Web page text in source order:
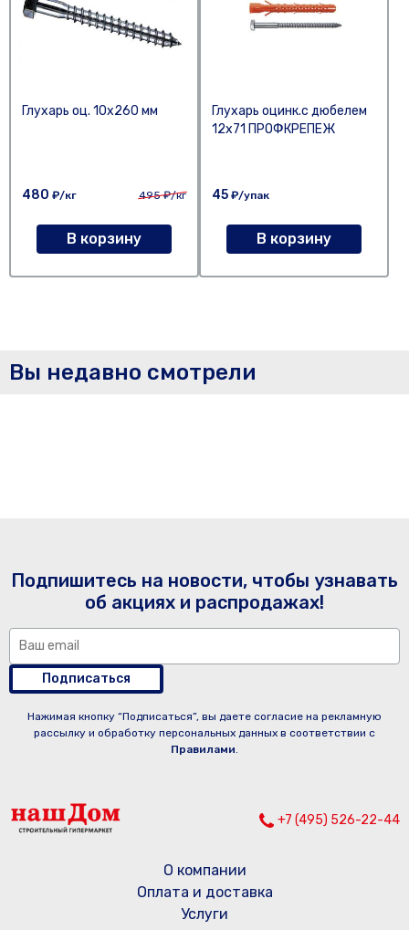
Глухарь оц. 10х260 мм
480 ₽/кг 495₽/кг
В корзину
Глухарь оцинк.с дюбелем
12х71 ПРОФКРЕПЕЖ
45 ₽/упак
В корзину
Вы недавно смотрели
Подпишитесь на новости, чтобы узнавать
об акциях и распродажах!
Подписаться
Нажимая кнопку “Подписаться”, вы даете согласие на рекламную
рассылку и обработку персональных данных в соответствии с
Правилами.
+7 (495) 526-22-44
О компании
Оплата и доставка
Услуги